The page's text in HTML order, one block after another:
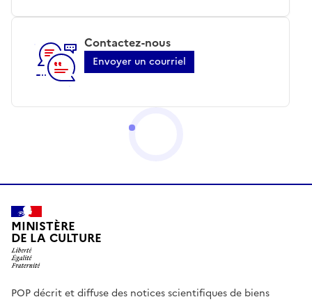
Contactez-nous
Envoyer un courriel
MINISTÈRE
DE LA CULTURE
POP décrit et diffuse des notices scientifiques de biens